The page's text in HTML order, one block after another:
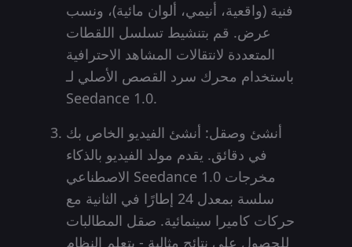
فنية (واقعية، أنيمي، ألوان مائية)، ونسب
عرض. قم بتنشيط تسلسل اللقطات
المتعددة لانتقالات المشاهد الاحترافية
باستخدام محرك سرد القصص الأصلي لـ
Seedance 1.0.
أنشئ وصقل: أنشئ الفيديو الخاص بك
في دقائق. يقدم مولد الفيديو بالذكاء
الاصطناعي Seedance 1.0 مخرجات
سلسة بمعدل 24 إطارًا في الثانية مع
حركات كاميرا سينمائية. صقل المطالبات
للحصول على نتائج مثالية - يتعلم النظام